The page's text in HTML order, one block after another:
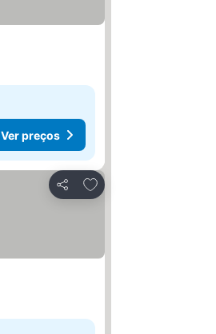
Ver preços
Partilhar
Adicionar aos favoritos